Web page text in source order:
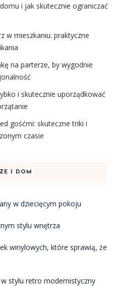
i jak skutecznie ograniczać
w mieszkaniu: praktyczne
na parterze, by wygodnie
i skutecznie uporządkować
gośćmi: skuteczne triki i
czasie
I DOM
w dziecięcym pokoju
stylu wnętrza
winylowych, które sprawią, że
stylu retro modernistyczny